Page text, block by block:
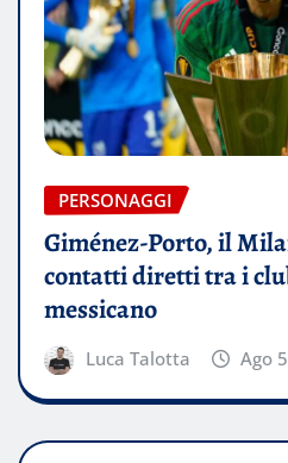
PERSONAGGI
Giménez-Porto, il
contatti diretti tra i
messicano
Luca Talotta Ago